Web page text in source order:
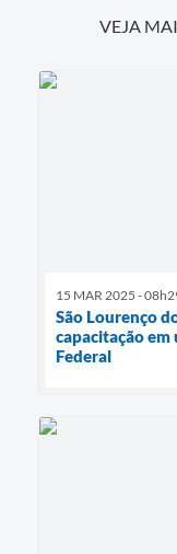
VEJA
15 MAR 2025 -
São Lourenço
capacitação
Federal